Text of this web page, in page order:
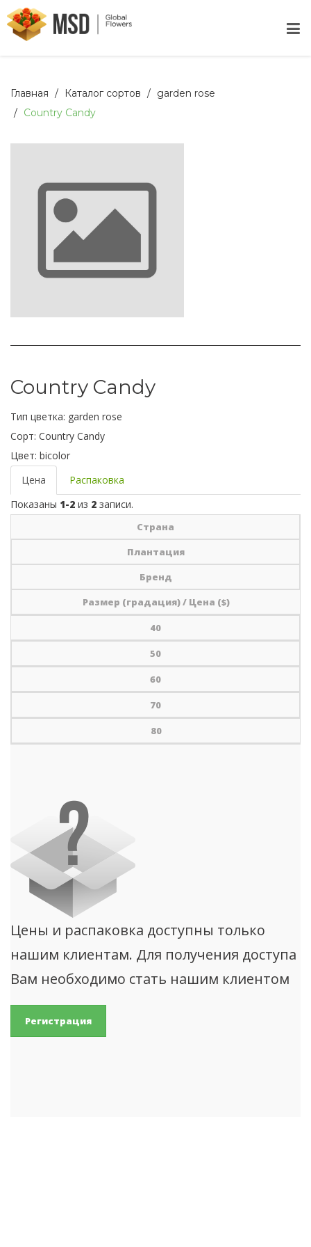
Главная Каталог сортов
garden rose
Country Candy
Country Candy
Тип цветка: garden rose
Сорт: Country Candy
Цвет: bicolor
Цена
Распаковка
Показаны 1-2 из 2 записи.
Страна
Плантация
Бренд
Размер (градация) / Цена ($)
40
50
60
70
80
Цены и распаковка доступны только
нашим клиентам. Для получения доступа
Вам необходимо стать нашим клиентом
Регистрация